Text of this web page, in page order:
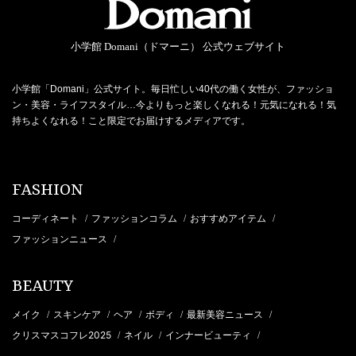
小学館 Domani（ドマーニ） 公式ウェブサイト
小学館「Domani」公式サイト。毎日忙しい40代の働く女性が、ファッショ
ン・美容・ライフスタイル…今よりもっと楽しくなれる！元気になれる！気
持ちよくなれる！こと限定でお届けするメディアです。
FASHION
コーディネート / ファッションコラム / おすすめアイテム /
ファッションニュース /
BEAUTY
メイク / スキンケア / ヘア / ボディ / 最新美容ニュース /
クリスマスコフレ2025 / ネイル / インナービューティ /